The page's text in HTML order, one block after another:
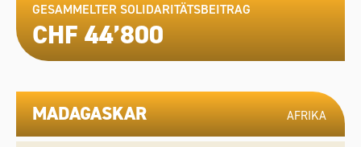
GESAMMELTER SOLIDARITÄTSBEITRAG
CHF 44’800
MADAGASKAR AFRIKA